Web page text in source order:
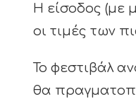
Η είσοδος (με
οι τιμές των
Το φεστιβάλ
θα